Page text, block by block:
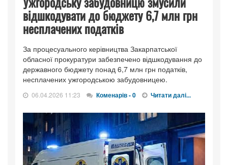
відшкодувати до бюджету 6,7 млн грн
несплачених податків
За процесуального керівництва Закарпатської
обласної прокуратури забезпечено відшкодування до
державного бюджету понад 6,7 млн грн податків,
несплачених ужгородською забудовницею.
06.04.2026 11:23 Коменарів - 0 Читати далі...